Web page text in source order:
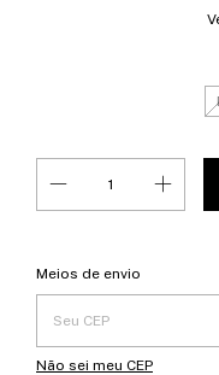
Entregas para o CEP:
Meios de envio
Não sei meu CEP